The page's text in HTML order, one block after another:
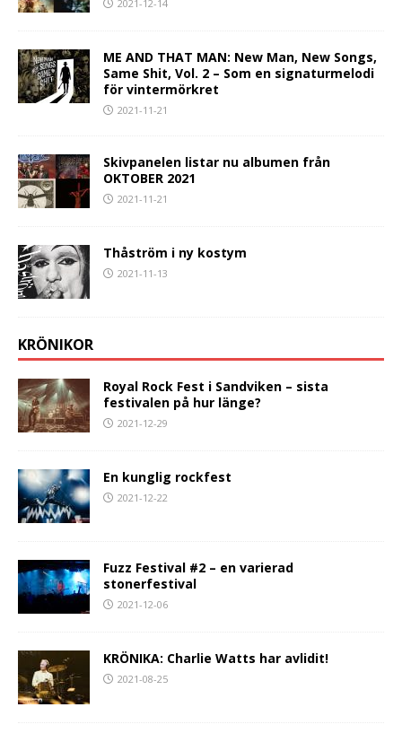
2021-12-14
ME AND THAT MAN: New Man, New Songs,
Same Shit, Vol. 2 – Som en signaturmelodi
för vintermörkret
2021-11-21
Skivpanelen listar nu albumen från
OKTOBER 2021
2021-11-21
Thåström i ny kostym
2021-11-13
KRÖNIKOR
Royal Rock Fest i Sandviken – sista
festivalen på hur länge?
2021-12-29
En kunglig rockfest
2021-12-22
Fuzz Festival #2 – en varierad
stonerfestival
2021-12-06
KRÖNIKA: Charlie Watts har avlidit!
2021-08-25